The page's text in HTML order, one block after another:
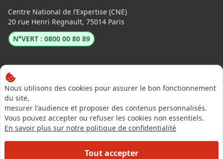
Nous utilisons des cookies pour assurer le bon fonctionnement
du site,
mesurer l'audience et proposer des contenus personnalisés.
Vous pouvez accepter ou refuser les cookies non essentiels.
En savoir plus sur notre politique de confidentialité
Tout accepter
Centre National de l’Expertise (CNE)
20 rue Henri Regnault, 75014 Paris
N°VERT : 0800 00 80 89
LinkedIn
Instagram
Facebook